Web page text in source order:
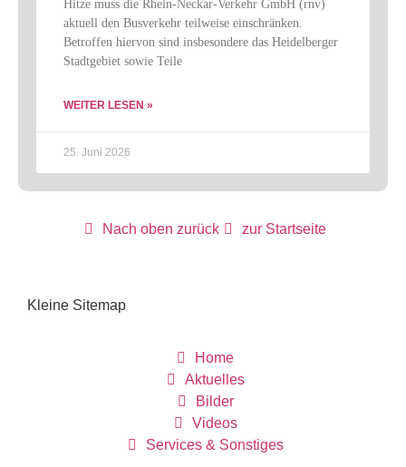
Hitze muss die Rhein-Neckar-Verkehr GmbH (rnv)
aktuell den Busverkehr teilweise einschränken.
Betroffen hiervon sind insbesondere das Heidelberger
Stadtgebiet sowie Teile
WEITER LESEN »
25. Juni 2026
Nach oben zurück zur Startseite
Kleine Sitemap
Home
Aktuelles
Bilder
Videos
Services & Sonstiges